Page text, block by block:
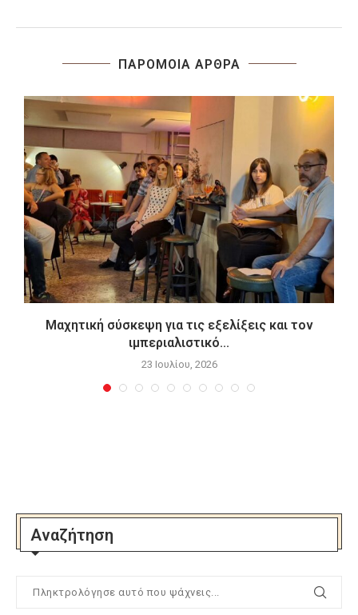
ΠΑΡΟΜΟΙΑ ΑΡΘΡΑ
Μαχητική σύσκεψη για τις εξελίξεις και τον
ιμπεριαλιστικό...
23 Ιουλίου, 2026
Αναζήτηση